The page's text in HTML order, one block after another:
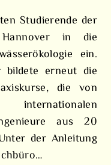
Studierende der
in die
ein.
bildete erneut die
die von
aus 20
der Anleitung